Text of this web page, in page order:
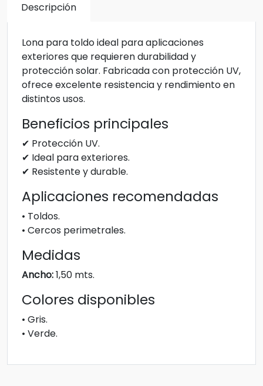
Descripción
Lona para toldo ideal para aplicaciones
exteriores que requieren durabilidad y
protección solar. Fabricada con protección UV,
ofrece excelente resistencia y rendimiento en
distintos usos.
Beneficios principales
✔ Protección UV.
✔ Ideal para exteriores.
✔ Resistente y durable.
Aplicaciones recomendadas
• Toldos.
• Cercos perimetrales.
Medidas
Ancho:1,50 mts.
Colores disponibles
• Gris.
• Verde.